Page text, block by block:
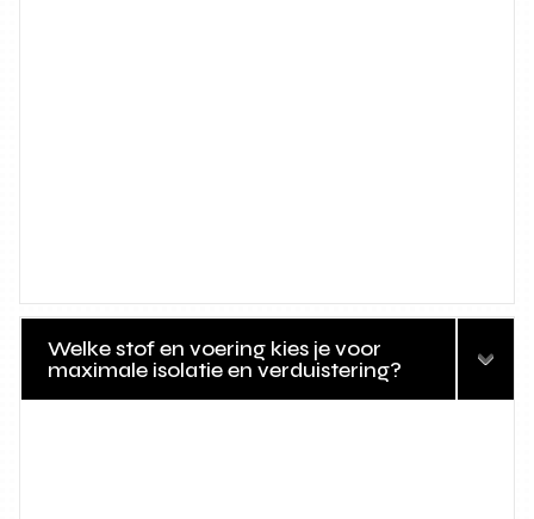
Welke stof en voering kies je voor
maximale isolatie en verduistering?